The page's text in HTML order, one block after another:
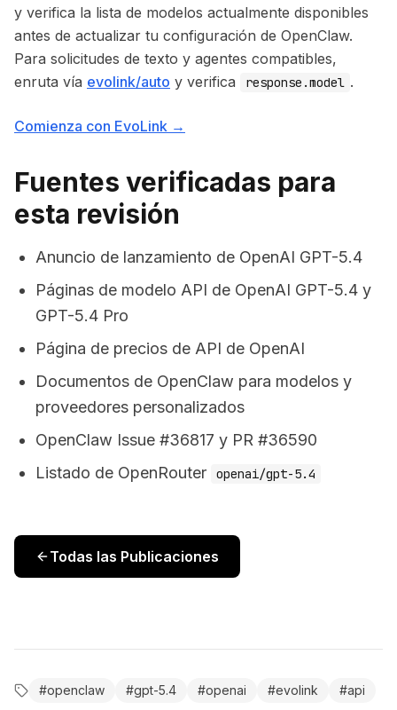
y verifica la lista de modelos actualmente disponibles
antes de actualizar tu configuración de OpenClaw.
Para solicitudes de texto y agentes compatibles,
enruta vía evolink/auto y verifica response.model .
Comienza con EvoLink →
Fuentes verificadas para
esta revisión
Anuncio de lanzamiento de OpenAI GPT-5.4
Páginas de modelo API de OpenAI GPT-5.4 y
GPT-5.4 Pro
Página de precios de API de OpenAI
Documentos de OpenClaw para modelos y
proveedores personalizados
OpenClaw Issue #36817 y PR #36590
Listado de OpenRouter
openai/gpt-5.4
Todas las Publicaciones
#openclaw #gpt-5.4 #openai #evolink #api